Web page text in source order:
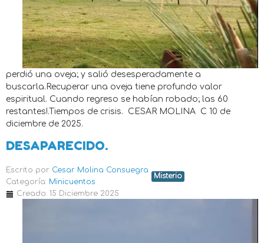
perdió una oveja; y salió desesperadamente a
buscarla.Recuperar una oveja tiene profundo valor
espiritual. Cuando regreso se habían robado; las 60
restantes!.Tiempos de crisis. CESAR MOLINA C 10 de
diciembre de 2025.
DESAPARECIDO.
Escrito por Cesar Molina Consuegra
Categoría: Minicuentos
Creado: 15 Diciembre 2025
Misterio